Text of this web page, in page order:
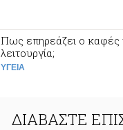
Πως επηρεάζει ο καφές
λειτουργία;
ΥΓΕΙΑ
ΔΙΑΒΑΣΤΕ